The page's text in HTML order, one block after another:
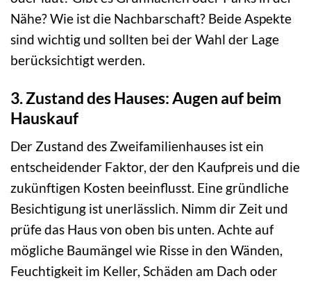
Nähe? Wie ist die Nachbarschaft? Beide Aspekte
sind wichtig und sollten bei der Wahl der Lage
berücksichtigt werden.
3. Zustand des Hauses: Augen auf beim
Hauskauf
Der Zustand des Zweifamilienhauses ist ein
entscheidender Faktor, der den Kaufpreis und die
zukünftigen Kosten beeinflusst. Eine gründliche
Besichtigung ist unerlässlich. Nimm dir Zeit und
prüfe das Haus von oben bis unten. Achte auf
mögliche Baumängel wie Risse in den Wänden,
Feuchtigkeit im Keller, Schäden am Dach oder